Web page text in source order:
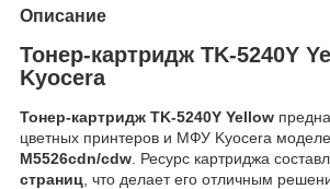
Описание
Тонер-картридж TK-5240Y
Kyocera
Тонер-картридж TK-5240Y Yellow
цветных принтеров и МФУ Kyocera
M5526cdn/cdw . Ресурс картриджа
страниц , что делает его отличным